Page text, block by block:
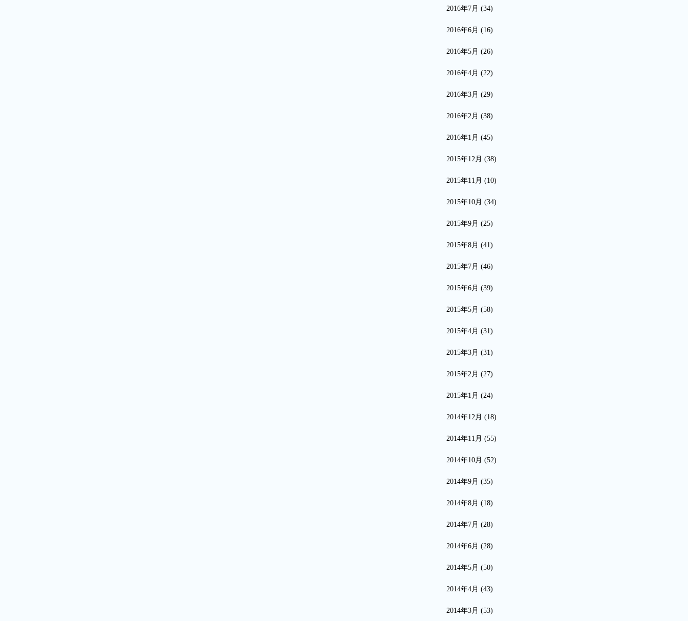
2016年7月 (34)
2016年6月 (16)
2016年5月 (26)
2016年4月 (22)
2016年3月 (29)
2016年2月 (38)
2016年1月 (45)
2015年12月 (38)
2015年11月 (10)
2015年10月 (34)
2015年9月 (25)
2015年8月 (41)
2015年7月 (46)
2015年6月 (39)
2015年5月 (58)
2015年4月 (31)
2015年3月 (31)
2015年2月 (27)
2015年1月 (24)
2014年12月 (18)
2014年11月 (55)
2014年10月 (52)
2014年9月 (35)
2014年8月 (18)
2014年7月 (28)
2014年6月 (28)
2014年5月 (50)
2014年4月 (43)
2014年3月 (53)